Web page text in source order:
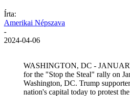
Írta:
Amerikai Népszava
-
2024-04-06
WASHINGTON, DC -
for the "Stop the Steal" rally on
Washington, DC. Trump
nation's capital today to protest